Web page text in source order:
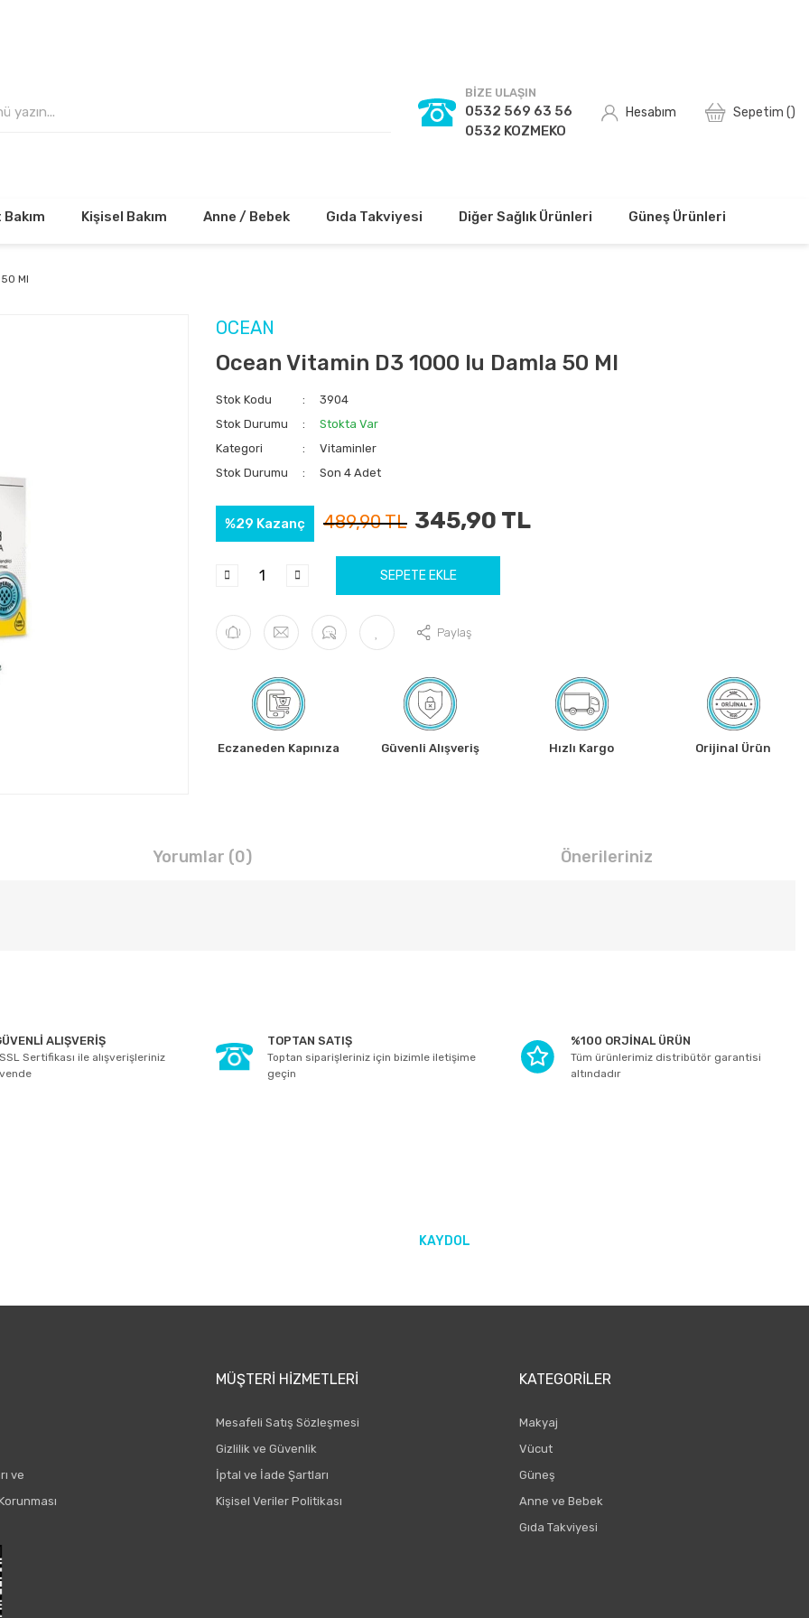
BİZE ULAŞIN
0532 569 63 56
0532 KOZMEKO
Hesabım Sepetim ()
Kişisel Bakım Anne / Bebek Gıda Takviyesi Diğer Sağlık Ürünleri Güneş Ürünleri
Ml
OCEAN
Ocean Vitamin D3 1000 Iu Damla 50 Ml
Stok Kodu
3904
Stok Durumu
Stokta Var
Kategori
Vitaminler
Stok Durumu
Son 4 Adet
%29 Kazanç 489,90 TL 345,90 TL
SEPETE EKLE
Paylaş
Eczaneden Kapınıza Güvenli Alışveriş Hızlı Kargo Orijinal Ürün
Yorumlar (0) Önerileriniz
Yorum Yaz
ALIŞVERİŞ
Sertifikası ile alışverişleriniz
TOPTAN SATIŞ
Toptan siparişleriniz için bizimle iletişime
geçin
%100 ORJİNAL ÜRÜN
Tüm ürünlerimiz distribütör garantisi
altındadır
KAYDOL
ve
MÜŞTERI HIZMETLERI
Mesafeli Satış Sözleşmesi
Gizlilik ve Güvenlik
İptal ve İade Şartları
Kişisel Veriler Politikası
KATEGORILER
Makyaj
Vücut
Güneş
Anne ve Bebek
Gıda Takviyesi